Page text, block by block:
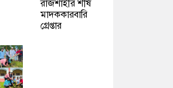
রাজশাহীর শীর্ষ
মাদককারবারি
গ্রেপ্তার